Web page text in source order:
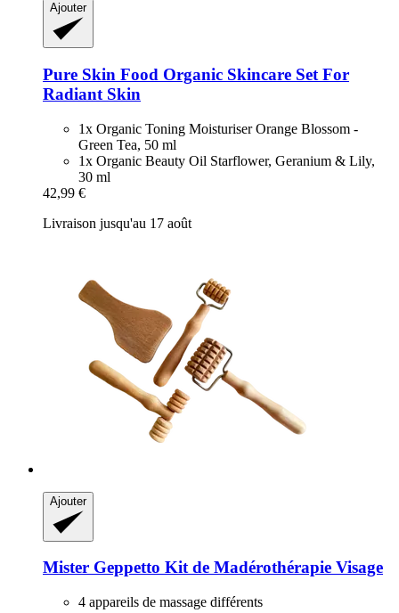
Ajouter
Pure Skin Food Organic Skincare Set For
Radiant Skin
1x Organic Toning Moisturiser Orange Blossom -
Green Tea, 50 ml
1x Organic Beauty Oil Starflower, Geranium & Lily,
30 ml
42,99 €
Livraison jusqu'au 17 août
Ajouter
Mister Geppetto Kit de Madérothérapie Visage
4 appareils de massage différents